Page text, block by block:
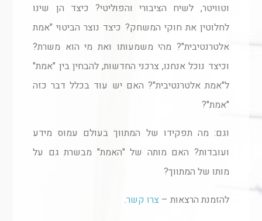
וטוויטר, לשיח הציבורי והפוליטי? כיצד הן שינו
לחלוטין את חוקי המשחק? כיצד נוצר הביטוי "אמת
אלטרנטיבית"? מהי משמעותו ואת מי הוא משרת?
וכיצד נוכל אנחנו, צרכני החדשות, להבחין בין "אמת"
ל"אמת אלטרנטיבית"? האם יש עוד בכלל דבר כזה
"אמת"?
וגם: מה תפקידו של המתווך בעולם עמוס מידע
ועובדות? האם מותה של "האמת" מבשרת גם על
מותו של המתווך?
להזמנת הרצאות – צרו קשר.